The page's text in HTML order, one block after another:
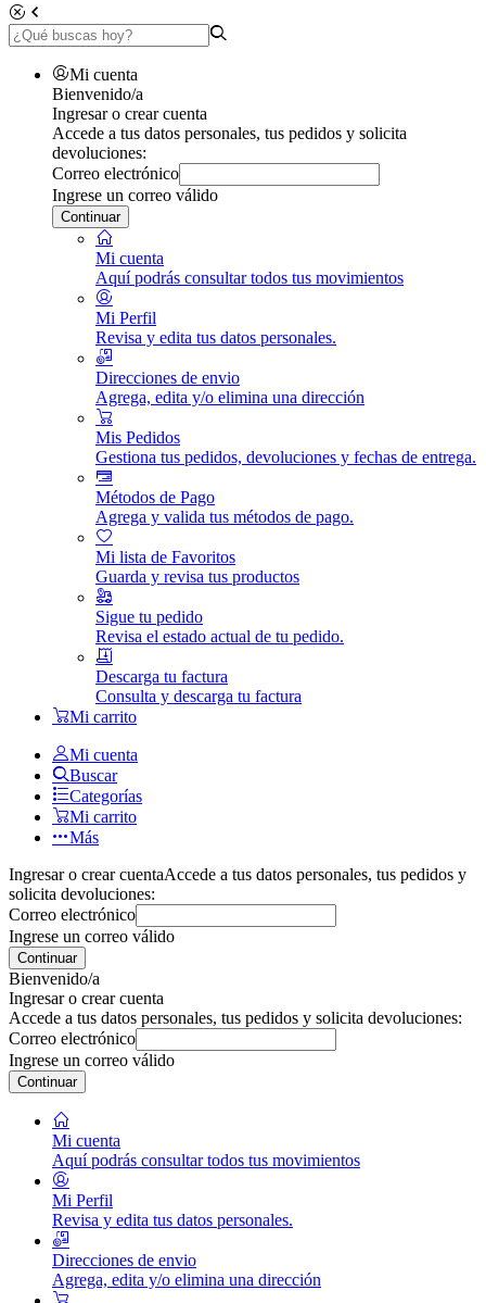
Mi cuenta
Bienvenido/a
Ingresar o crear cuenta
Accede a tus datos personales, tus pedidos y solicita
devoluciones:
Correo electrónico
Ingrese un correo válido
Continuar
Mi cuenta
Aquí podrás consultar todos tus movimientos
Mi Perfil
Revisa y edita tus datos personales.
Direcciones de envio
Agrega, edita y/o elimina una dirección
Mis Pedidos
Gestiona tus pedidos, devoluciones y fechas de entrega.
Métodos de Pago
Agrega y valida tus métodos de pago.
Mi lista de Favoritos
Guarda y revisa tus productos
Sigue tu pedido
Revisa el estado actual de tu pedido.
Descarga tu factura
Consulta y descarga tu factura
Mi carrito
Mi cuenta
Buscar
Categorías
Mi carrito
Más
Ingresar o crear cuentaAccede a tus datos personales, tus pedidos y
solicita devoluciones:
Correo electrónico
Ingrese un correo válido
Continuar
Bienvenido/a
Ingresar o crear cuenta
Accede a tus datos personales, tus pedidos y solicita devoluciones:
Correo electrónico
Ingrese un correo válido
Continuar
Mi cuenta
Aquí podrás consultar todos tus movimientos
Mi Perfil
Revisa y edita tus datos personales.
Direcciones de envio
Agrega, edita y/o elimina una dirección